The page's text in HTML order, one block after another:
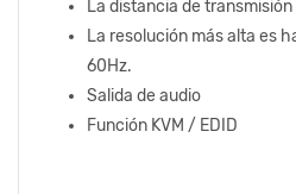
La distancia de
La resolución más alta es
60Hz.
Salida de audio
Función KVM / EDID